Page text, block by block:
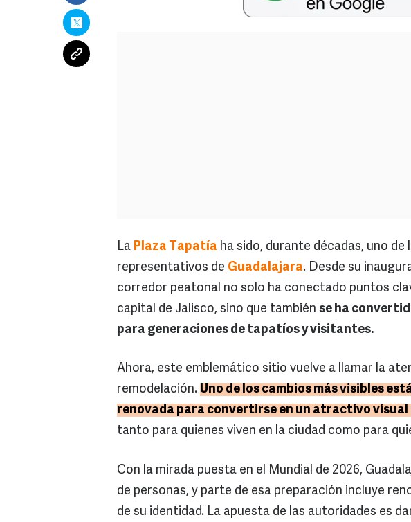
La Plaza Tapatía ha sido, durante décadas, uno de
representativos de Guadalajara. Desde su
corredor peatonal no solo ha conectado puntos
capital de Jalisco, sino que también se ha
para generaciones de tapatíos y visitantes.
Ahora, este emblemático sitio vuelve a llamar la
remodelación. Uno de los cambios más visibles
renovada para convertirse en un atractivo visual
tanto para quienes viven en la ciudad como para
Con la mirada puesta en el Mundial de 2026,
de personas, y parte de esa preparación incluye
de su identidad. La apuesta de las autoridades es